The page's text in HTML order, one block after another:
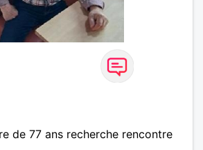
de 77 ans recherche rencontre